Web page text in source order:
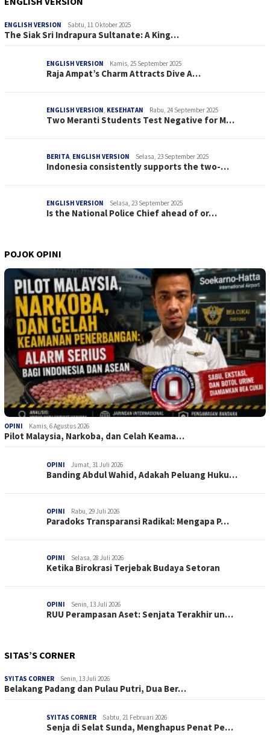
ENGLISH VERSION Sabtu, 11 Oktober 2025
The Siak Sri Indrapura Sultanate: A King…
ENGLISH VERSION Kamis, 25 September 2025
Raja Ampat’s Charm Attracts Dive A…
ENGLISH VERSION, KESEHATAN Rabu, 24 September 2025
Two Meranti Students Test Negative for M…
BERITA, ENGLISH VERSION Selasa, 23 September 2025
Indonesia consistently supports the two-…
ENGLISH VERSION Selasa, 23 September 2025
Is the National Police Chief ahead of or…
POJOK OPINI
OPINI Kamis, 6 Agustus 2026
Pilot Malaysia, Narkoba, dan Celah Keama…
OPINI Jumat, 31 Juli 2026
Banding Abdul Wahid, Adakah Peluang Huku…
OPINI Rabu, 29 Juli 2026
Paradoks Transparansi Radikal: Mengapa P…
OPINI Selasa, 28 Juli 2026
Ketika Birokrasi Terjebak Budaya Setoran
OPINI Senin, 13 Juli 2026
RUU Perampasan Aset: Senjata Terakhir un…
SITAS’S CORNER
SYITAS CORNER Senin, 13 Juli 2026
Belakang Padang dan Pulau Putri, Dua Ber…
SYITAS CORNER Sabtu, 21 Februari 2026
Senja di Selat Sunda, Menghapus Penat Pe…